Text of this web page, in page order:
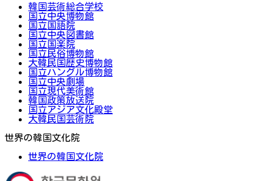
韓国芸術総合学校
国立中央博物館
国立国語院
国立中央図書館
国立国楽院
国立民俗博物館
大韓民国歴史博物館
国立ハングル博物館
国立中央劇場
国立現代美術館
韓国政策放送院
国立アジア文化殿堂
大韓民国芸術院
世界の韓国文化院
世界の韓国文化院